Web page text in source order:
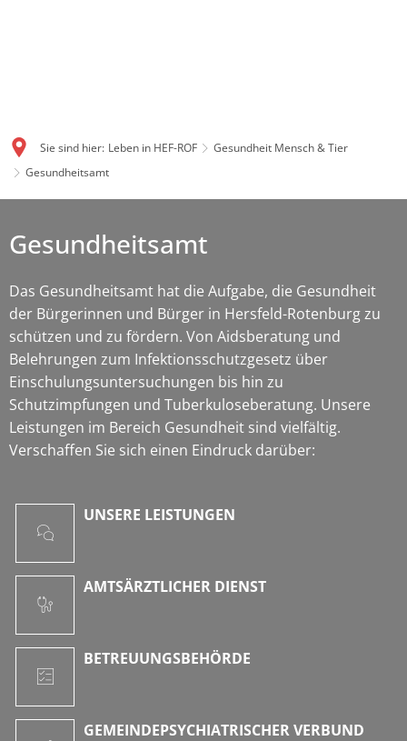
Sie sind hier: Leben in HEF-ROF
Gesundheit Mensch & Tier
Gesundheitsamt
Gesundheitsamt
Das Gesundheitsamt hat die Aufgabe, die Gesundheit
der Bürgerinnen und Bürger in Hersfeld-Rotenburg zu
schützen und zu fördern. Von Aidsberatung und
Belehrungen zum Infektionsschutzgesetz über
Einschulungsuntersuchungen bis hin zu
Schutzimpfungen und Tuberkuloseberatung. Unsere
Leistungen im Bereich Gesundheit sind vielfältig.
Verschaffen Sie sich einen Eindruck darüber:
UNSERE LEISTUNGEN
AMTSÄRZTLICHER DIENST
BETREUUNGSBEHÖRDE
GEMEINDEPSYCHIATRISCHER VERBUND